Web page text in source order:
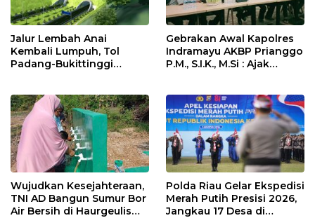
Jalur Lembah Anai
Kembali Lumpuh, Tol
Padang-Bukittinggi
Gebrakan Awal Kapolres
Indramayu AKBP Prianggo
P.M., S.I.K., M.Si : Ajak
Wujudkan Kesejahteraan,
TNI AD Bangun Sumur Bor
Air Bersih di Haurgeulis
Polda Riau Gelar Ekspedisi
Merah Putih Presisi 2026,
Jangkau 17 Desa di